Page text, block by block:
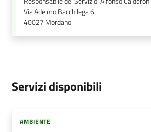
Via Adelmo Bacchilega 6
40027 Mordano
Servizi disponibili
AMBIENTE